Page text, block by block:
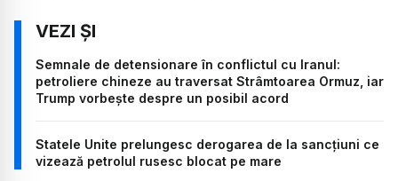
Semnale de detensionare în conflictul cu Iranul:
petroliere chineze au traversat Strâmtoarea Ormuz, iar
Trump vorbește despre un posibil acord
Statele Unite prelungesc derogarea de la sancțiuni ce
vizează petrolul rusesc blocat pe mare